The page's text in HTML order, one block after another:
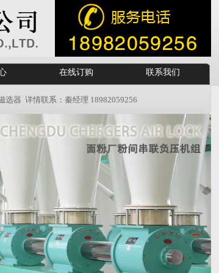
在线订购 联系我们
详情联系：秦经理 18982059256